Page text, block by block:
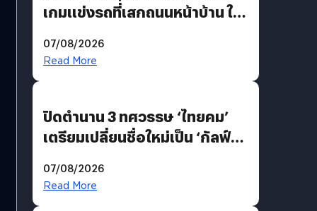
เกมแข่งรถที่เสกถนนหน้าบ้าน ให้
07/08/2026
Read More
ปิดตำนาน 3 ทศวรรษ ‘ไทยคม’
เตรียมเปลี่ยนชื่อใหม่เป็น ‘กัลฟ์
อวกาศเต็มสูบ
07/08/2026
Read More